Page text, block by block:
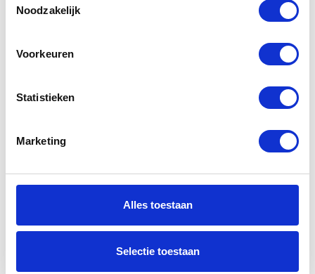
Noodzakelijk
Voorkeuren
Statistieken
Marketing
Alles toestaan
Selectie toestaan
Yamaha 12V
MT-07